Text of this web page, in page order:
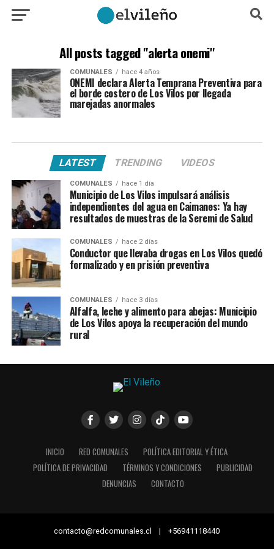
All posts tagged "alerta onemi"
COMUNALES hace 4 años
ONEMI declara Alerta Temprana Preventiva para
el borde costero de Los Vilos por llegada
marejadas anormales
LATEST TRENDING VIDEOS
COMUNALES hace 1 día
Municipio de Los Vilos impulsará análisis
independientes del agua en Caimanes: Ya hay
resultados de muestras de la Seremi de Salud
COMUNALES hace 2 días
Conductor que llevaba drogas en Los Vilos quedó
formalizado y en prisión preventiva
COMUNALES hace 3 días
Alfalfa, leche y alimento para abejas: Municipio
de Los Vilos apoya la recuperación del mundo
rural
INICIO RED COMUNALES
POLÍTICA EDITORIAL Y ÉTICA
POLÍTICA DE PRIVACIDAD
TÉRMINOS Y CONDICIONES
PUBLICIDAD
DENUNCIAS
CONTACTO
contacto@redcomunales.cl | +56941118440